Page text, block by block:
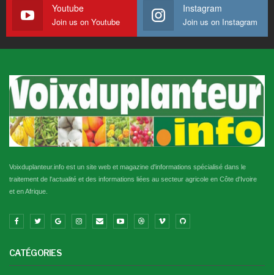
Youtube
Join us on Youtube
Instagram
Join us on Instagram
Voixduplanteur.info est un site web et magazine d'informations spécialisé dans le
traitement de l'actualité et des informations liées au secteur agricole en Côte d'Ivoire
et en Afrique.
CATÉGORIES